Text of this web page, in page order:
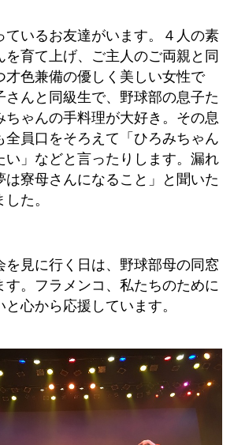
ているお友達がいます。４人の素
を育て上げ、ご主人のご両親と同
才色兼備の優しく美しい女性で
さんと同級生で、野球部の息子た
ちゃんの手料理が大好き。その息
全員口をそろえて「ひろみちゃん
い」などと言ったりします。漏れ
は寮母さんになること」と聞いた
た。
を見に行く日は、野球部母の同窓
す。フラメンコ、私たちのために
心から応援しています。